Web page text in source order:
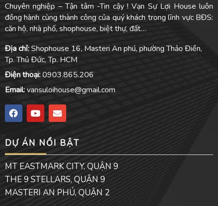
Chuyên nghiệp – Tận tâm -Tin cậy ! Vạn Sự Lợi House luôn
đồng hành cùng thành công của quý khách trong lĩnh vực BĐS:
căn hộ, nhà phố, shophouse, biệt thự, đất…
Địa chỉ:Shophouse 16, Masteri An phú, phường Thảo Điền,
Tp. Thủ Đức, Tp. HCM
Điện thoại:0903.865.206
Email:vansuloihouse@gmail.com
F
a
c
b
o
o
k
Y
o
u
u
b
e
E
n
v
o
p
e
DỰ ÁN NỔI BẬT
MT EASTMARK CITY, QUẬN 9
THE 9 STELLARS, QUẬN 9
MASTERI AN PHÚ, QUẬN 2